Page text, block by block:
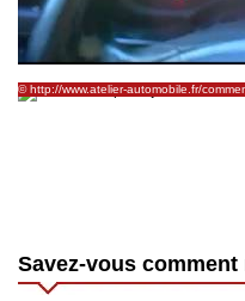
© http://www.atelier-automobile.fr/
remplacer-un-joint-de-culasse/
Savez-vous